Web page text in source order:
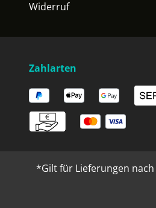
Widerruf
Zahlarten
*Gilt für Lieferungen